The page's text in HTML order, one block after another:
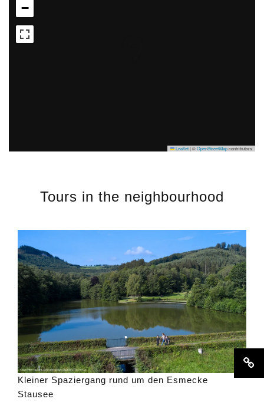
−
Leaflet|©OpenStreetMapcontributors
Tours in the neighbourhood
Kleiner Spaziergang rund um den Esmecke
Stausee